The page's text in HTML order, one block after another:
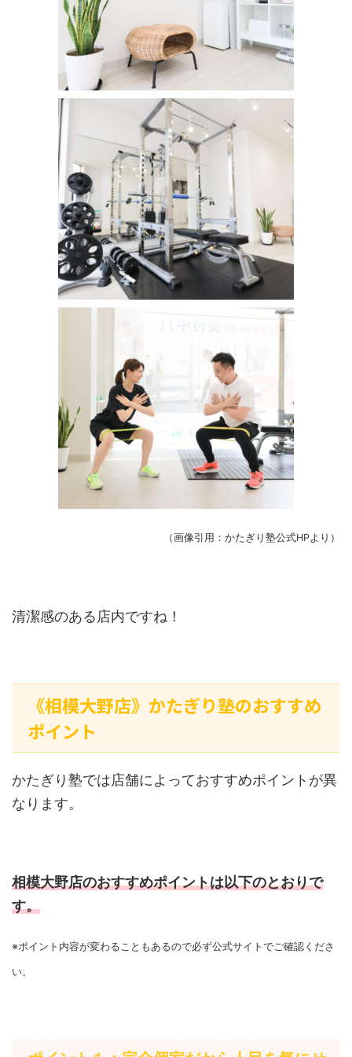
（画像引用：かたぎり塾公式HPより）
清潔感のある店内ですね！
《相模大野店》かたぎり塾のおすすめ
ポイント
かたぎり塾では店舗によっておすすめポイントが異
なります。
相模大野店のおすすめポイントは以下のとおりで
す。
※ポイント内容が変わることもあるので必ず公式サイトでご確認くださ
い。